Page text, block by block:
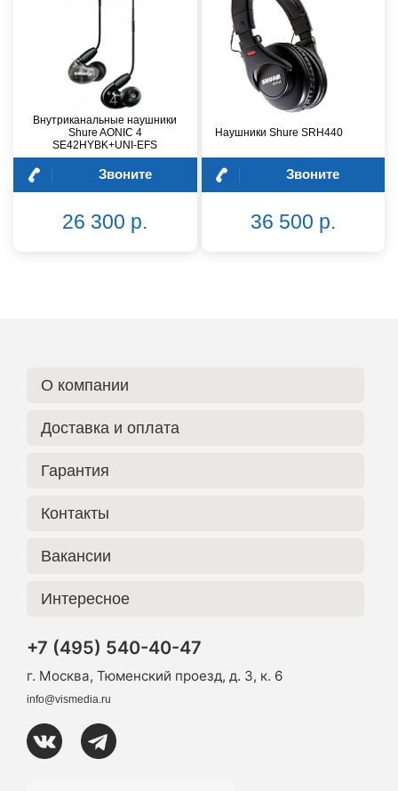
Внутриканальные наушники
Shure AONIC 4
SE42HYBK+UNI-EFS
Звоните
26 300 р.
Наушники Shure SRH440
Звоните
36 500 р.
О компании
Доставка и оплата
Гарантия
Контакты
Вакансии
Интересное
+7 (495) 540-40-47
г. Москва, Тюменский проезд, д. 3, к. 6
info@vismedia.ru